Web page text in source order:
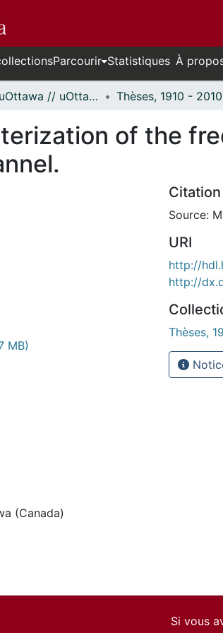
Parcourir Statistiques À
Thèses uOttawa // uOttawa Theses
of the
MB)
(Canada)
Citation
Source:
URI
http://
http://
Thèses,
Si vous